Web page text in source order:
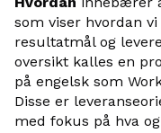
som viser hvordan
resultatmål og
oversikt kalles en
på engelsk som
Disse er
med fokus på hva